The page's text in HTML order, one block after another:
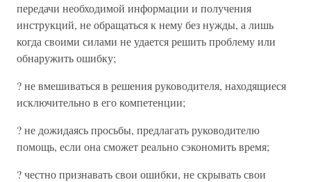
передачи необходимой информации и получения
инструкций, не обращаться к нему без нужды, а лишь
когда своими силами не удается решить проблему или
обнаружить ошибку;
? не вмешиваться в решения руководителя, находящиеся
исключительно в его компетенции;
? не дожидаясь просьбы, предлагать руководителю
помощь, если она сможет реально сэкономить время;
? честно признавать свои ошибки, не скрывать свои